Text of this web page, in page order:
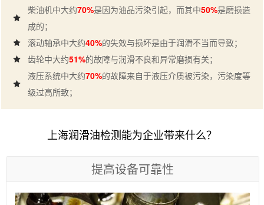
柴油机中大约70%是因为油品污染引起，而其中50%是磨损造
成的；
滚动轴承中大约40%的失效与损坏是由于润滑不当而导致；
齿轮中大约51%的故障与润滑不良和异常磨损有关；
液压系统中大约70%的故障来自于液压介质被污染，污染度等
级过高所致；
上海润滑油检测能为企业带来什么？
提高设备可靠性